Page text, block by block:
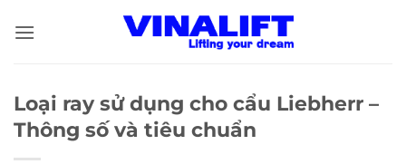
qua
Loại ray sử dụng cho cẩu Liebherr –
Thông số và tiêu chuẩn